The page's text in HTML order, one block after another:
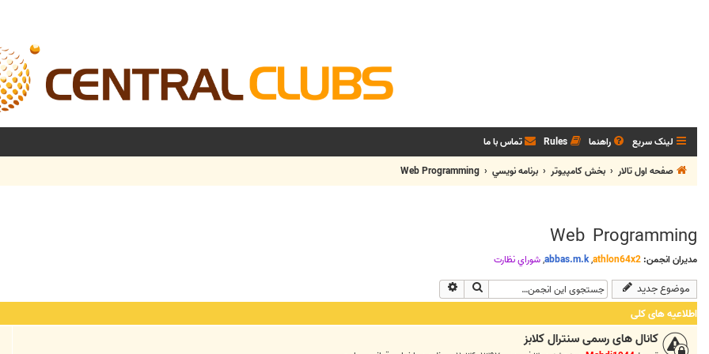
لینک سریع راهنما Rules تماس با ما
صفحه اول تالار
بخش كامپيوتر برنامه نويسي Web Programming
Web Programming
مدیران انجمن: athlon64x2
,
abbas.m.k
,شوراي نظارت
موضوع جدید جستجو
اطلاعیه های کلی
کانال های رسمی سنترال کلابز